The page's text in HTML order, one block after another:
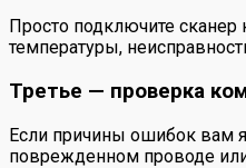
Просто подключите
температуры,
Третье — проверка
Если причины ошибок вам
поврежденном проводе